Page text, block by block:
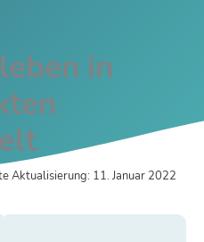
in
Aktualisierung: 11. Januar 2022